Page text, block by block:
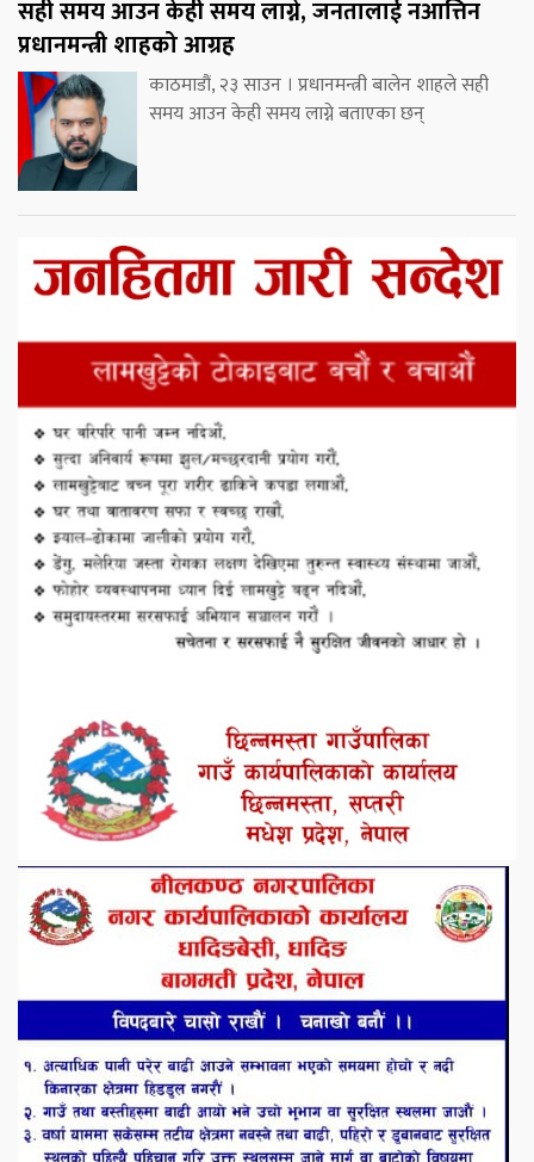
सही समय आउन केही समय लाग्ने, जनतालाई नआत्तिन
प्रधानमन्त्री शाहको आग्रह
काठमाडौं, २३ साउन । प्रधानमन्त्री बालेन शाहले सही
समय आउन केही समय लाग्ने बताएका छन्